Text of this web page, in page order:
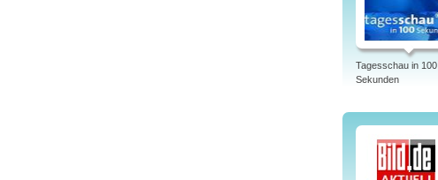
Tagesschau in 100
Sekunden